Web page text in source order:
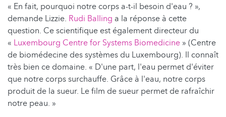
« En fait, pourquoi notre corps a-t-il besoin d'eau ? »,
demande Lizzie. Rudi Balling a la réponse à cette
question. Ce scientifique est également directeur du
« Luxembourg Centre for Systems Biomedicine » (Centre
de biomédecine des systèmes du Luxembourg). Il connaît
très bien ce domaine. « D'une part, l'eau permet d'éviter
que notre corps surchauffe. Grâce à l'eau, notre corps
produit de la sueur. Le film de sueur permet de rafraîchir
notre peau. »